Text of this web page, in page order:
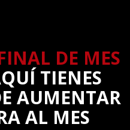
DE MES
TIENES
AUMENTAR
AL MES